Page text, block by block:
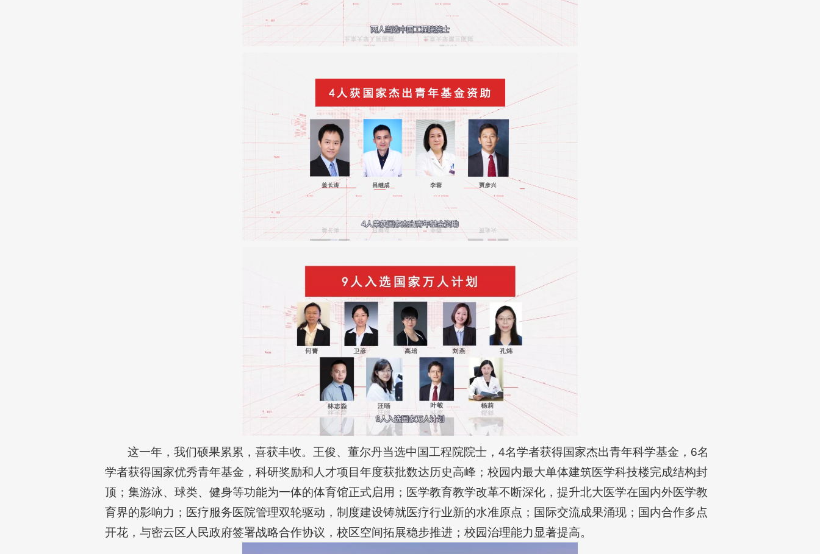
这一年，我们硕果累累，喜获丰收。王俊、董尔丹当选中国工程院院士，4名学者获得国家杰出青年科学基金，6名
学者获得国家优秀青年基金，科研奖励和人才项目年度获批数达历史高峰；校园内最大单体建筑医学科技楼完成结构封
顶；集游泳、球类、健身等功能为一体的体育馆正式启用；医学教育教学改革不断深化，提升北大医学在国内外医学教
育界的影响力；医疗服务医院管理双轮驱动，制度建设铸就医疗行业新的水准原点；国际交流成果涌现；国内合作多点
开花，与密云区人民政府签署战略合作协议，校区空间拓展稳步推进；校园治理能力显著提高。